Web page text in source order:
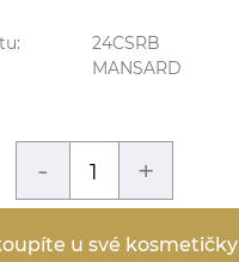
24CSRB
MANSARD
- +
u své kosmetičky